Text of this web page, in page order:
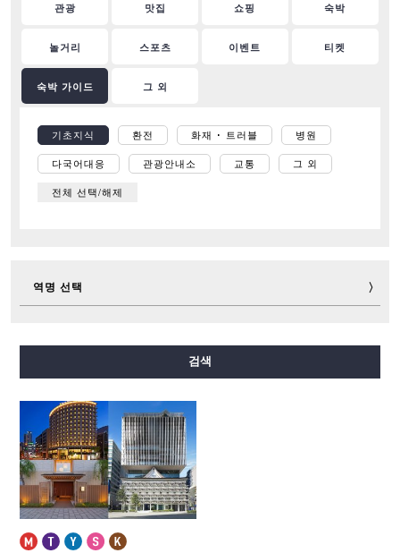
관광 맛집 쇼핑 숙박
놀거리 스포츠 이벤트 티켓
숙박 가이드 그 외
기초지식 환전 화재 ･ 트러블 병원
다국어대응 관광안내소 교통 그 외
전체 선택/해제
역명 선택
사카이스지선
이마자토스지선 뉴트램
검색